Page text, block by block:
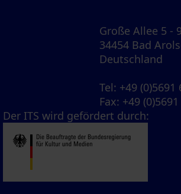
Große Allee 5 - 9
34454 Bad
Deutschland
Tel: +49 (0)5691
Fax: +49
Der ITS wird gefördert durch: